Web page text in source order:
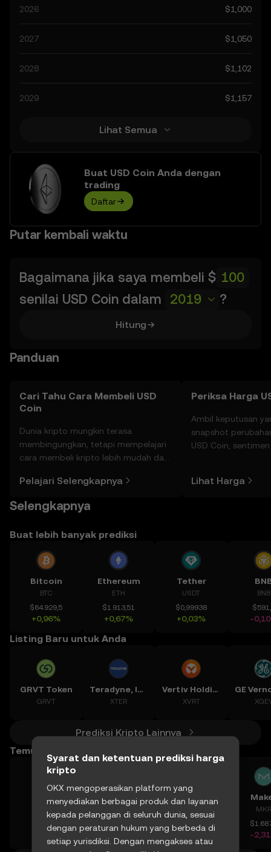
komunitas untuk USD Coin berkisar antara $1,000 hingga
dengan perkembangan dalam lanskap regulasi global
USD Coin dapat membantu Anda mengambil keputusan
prediksi bersifat spekulatif dan tidak boleh dianggap
2026
$1,000
2027 $1,050
2028 $1,102
2029 $1,157
Lihat Semua
Buat USD Coin Anda dengan
trading
Daftar
Putar kembali waktu
Bagaimana jika saya membeli $
senilai USD Coin dalam 2019 ?
Hitung
Panduan
Cari Tahu Cara Membeli USD
Coin
Dunia kripto mungkin terasa
membingungkan, tetapi mempelajari
cara membeli kripto lebih mudah dari
di aplikasi seluler OKX, atau di sini di
Pelajari Selengkapnya
Periksa Harga
Ambil keputusan
snapshot
USD Coin,
Lihat Harga
Selengkapnya
Buat lebih banyak prediksi
Bitcoin
BTC
$64.929,5
+0,96%
Ethereum
ETH
$1.913,51
+0,67%
Tether
USDT
$0,99938
+0,03%
BNB
-
Listing Baru untuk Anda
GRVT Token
GRVT
Teradyne, Inc.
XTER
Vertiv Holdings, LLC
XVRT
Prediksi Kripto Lainnya
Temukan Harga Lainnya
$0,1426
$67,71
$0,392
MKR
-
Syarat dan ketentuan prediksi harga
kripto
OKX mengoperasikan platform yang
menyediakan berbagai produk dan layanan
kepada pelanggan di seluruh dunia, sesuai
dengan peraturan hukum yang berbeda di
setiap yurisdiksi. Dengan mengakses atau